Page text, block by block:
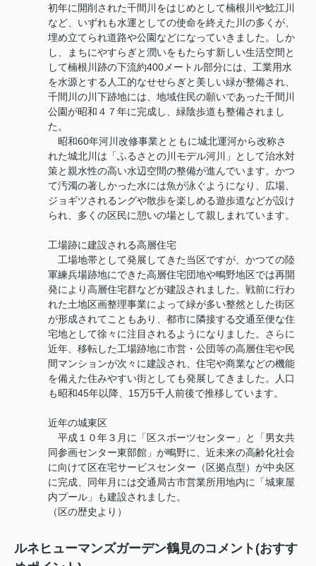
初年に開削された千間川をはじめとして楠根川や鯰江川
など、いずれも水運としての使命を終えた川の多くが、
埋め立てられ道路や公園などになっていきました。しか
し、まちにやすらぎと潤いをもたらす新しい生活空間と
して楠根川跡の下流約400メートル部分には、工業用水
を水源とする人工的なせせらぎと美しい緑が整備され、
千間川の川下跡地には、地域住民の願いであった千間川
公園が昭和４７年に完成し、緑陰歩道も整備されまし
た。
昭和60年河川改修事業とともに城北運河から改称さ
れた城北川は「ふるさとの川モデル河川」として治水対
策と親水性の高い水辺空間の整備が進んでいます。かつ
て汚濁の著しかった水には魚が泳ぐようになり、広場、
ジョギツされるングや散歩を楽しめる遊歩道などが設け
られ、多くの区民に憩いの場として親しまれています。
工場跡に建設される高層住宅
工場地帯として発展してきた当区ですが、かつての陸
軍練兵場跡地にできた高層住宅団地や鴫野地区では再開
発により高層住宅群などが建設されました。戦前に行わ
れた土地区画整理事業によって緑が多い整然とした街区
が形成されてこともあり、都市に隣接する交通至便な住
宅地として徐々に注目されるようになりました。さらに
近年、移転した工場跡地に市営・公団等の高層住宅や民
間マンションが次々に建設され、住宅や商業などの機能
を備えた住みやすい街としても発展してきました。人口
も昭和45年以降、15万5千人前後で推移しています。
近年の城東区
平成１０年３月に「区スポーツセンター」と「男女共
同参画センター東部館」が鴫野に、近未来の高齢化社会
に向けて区在宅サービスセンター（区拠点型）が中央区
に完成、同年月には交通局古市営業所用地内に「城東屋
内プール」も建設されました。
（区の歴史より）
ルネヒューマンズガーデン鶴見のコメント(おすす